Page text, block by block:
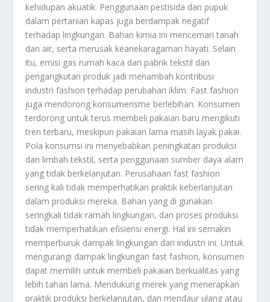
kehidupan akuatik. Penggunaan pestisida dan pupuk
dalam pertanian kapas juga berdampak negatif
terhadap lingkungan. Bahan kimia ini mencemari tanah
dan air, serta merusak keanekaragaman hayati. Selain
itu, emisi gas rumah kaca dari pabrik tekstil dan
pengangkutan produk jadi menambah kontribusi
industri fashion terhadap perubahan iklim. Fast fashion
juga mendorong konsumerisme berlebihan. Konsumen
terdorong untuk terus membeli pakaian baru mengikuti
tren terbaru, meskipun pakaian lama masih layak pakai.
Pola konsumsi ini menyebabkan peningkatan produksi
dan limbah tekstil, serta penggunaan sumber daya alam
yang tidak berkelanjutan. Perusahaan fast fashion
sering kali tidak memperhatikan praktik keberlanjutan
dalam produksi mereka. Bahan yang di gunakan
seringkali tidak ramah lingkungan, dan proses produksi
tidak memperhatikan efisiensi energi. Hal ini semakin
memperburuk dampak lingkungan dari industri ini. Untuk
mengurangi dampak lingkungan fast fashion, konsumen
dapat memilih untuk membeli pakaian berkualitas yang
lebih tahan lama. Mendukung merek yang menerapkan
praktik produksi berkelanjutan, dan mendaur ulang atau